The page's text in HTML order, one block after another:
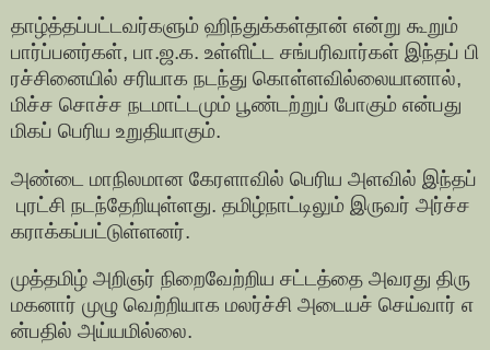
தாழ்த்தப்பட்டவர்களும் ஹிந்துக்கள்தான் என்று கூறும்
பார்ப்பனர்கள், பா.ஜ.க. உள்ளிட்ட சங்பரிவார்கள் இந்தப் பி
ரச்சினையில் சரியாக நடந்து கொள்ளவில்லையானால்,
மிச்ச சொச்ச நடமாட்டமும் பூண்டற்றுப் போகும் என்பது
மிகப் பெரிய உறுதியாகும்.
அண்டை மாநிலமான கேரளாவில் பெரிய அளவில் இந்தப்
புரட்சி நடந்தேறியுள்ளது. தமிழ்நாட்டிலும் இருவர் அர்ச்ச
கராக்கப்பட்டுள்ளனர்.
முத்தமிழ் அறிஞர் நிறைவேற்றிய சட்டத்தை அவரது திரு
மகனார் முழு வெற்றியாக மலர்ச்சி அடையச் செய்வார் எ
ன்பதில் அய்யமில்லை.